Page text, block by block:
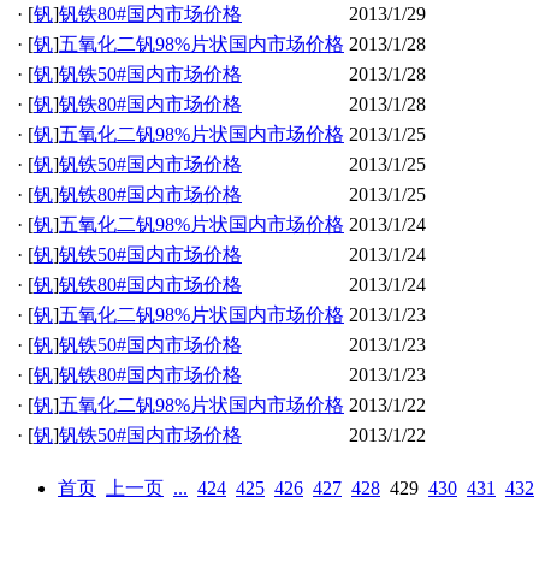
· [钒]钒铁80#国内市场价格
2013/1/29
· [钒]五氧化二钒98%片状国内市场价格 2013/1/28
· [钒]钒铁50#国内市场价格
2013/1/28
· [钒]钒铁80#国内市场价格
2013/1/28
· [钒]五氧化二钒98%片状国内市场价格 2013/1/25
· [钒]钒铁50#国内市场价格
2013/1/25
· [钒]钒铁80#国内市场价格
2013/1/25
· [钒]五氧化二钒98%片状国内市场价格 2013/1/24
· [钒]钒铁50#国内市场价格
2013/1/24
· [钒]钒铁80#国内市场价格
2013/1/24
· [钒]五氧化二钒98%片状国内市场价格 2013/1/23
· [钒]钒铁50#国内市场价格
2013/1/23
· [钒]钒铁80#国内市场价格
2013/1/23
· [钒]五氧化二钒98%片状国内市场价格 2013/1/22
· [钒]钒铁50#国内市场价格 2013/1/22
首页 上一页 ... 424 425 426 427 428 429 430 431 432